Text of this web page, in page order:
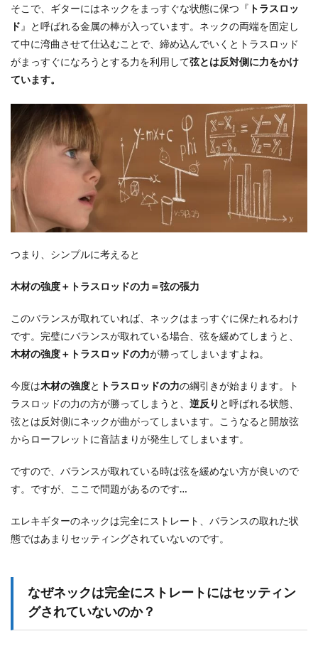
そこで、ギターにはネックをまっすぐな状態に保つ『
トラスロッ
ド』と呼ばれる金属の棒が入っています。ネックの両端を固定し
て中に湾曲させて仕込むことで、締め込んでいくとトラスロッド
がまっすぐになろうとする力を利用して弦とは反対側に力をかけ
ています。
つまり、シンプルに考えると
木材の強度＋トラスロッドの力＝弦の張力
このバランスが取れていれば、ネックはまっすぐに保たれるわけ
です。完璧にバランスが取れている場合、弦を緩めてしまうと、
木材の強度＋トラスロッドの力が勝ってしまいますよね。
今度は木材の強度と トラスロッドの力の綱引きが始まります。ト
ラスロッドの力の方が勝ってしまうと、 逆反り と呼ばれる状態、
弦とは反対側にネックが曲がってしまいます。こうなると開放弦
からローフレットに音詰まりが発生してしまいます。
ですので、バランスが取れている時は弦を緩めない方が良いので
す。ですが、ここで問題があるのです…
エレキギターのネックは完全にストレート、バランスの取れた状
態ではあまりセッティングされていないのです。
なぜネックは完全にストレートにはセッティン
グされていないのか？